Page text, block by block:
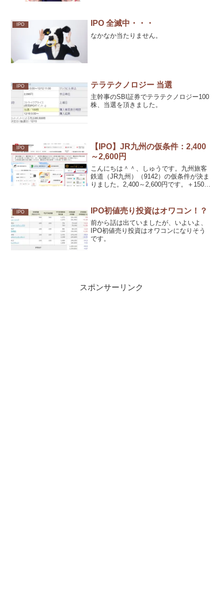
IPO IPO 全滅中・・・
なかなか当たりません。
IPO テラテクノロジー 当選
主幹事のSBI証券でテラテクノロジー100
株、当選を頂きました。
IPO
【IPO】JR九州の仮条件：2,400
～2,600円
こんにちは＾＾、しゅうです。九州旅客
鉄道（JR九州）（9142）の仮条件が決ま
りました。2,400～2,600円です。＋150円
す。
IPO IPO初値売り投資はオワコン！？
前から話は出ていましたが、いよいよ、
IPO初値売り投資はオワコンになりそう
です。
スポンサーリンク